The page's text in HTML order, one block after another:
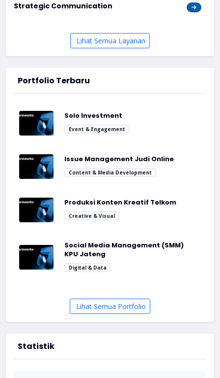
Strategic Communication
Lihat Semua Layanan
Portfolio Terbaru
Solo Investment
Event & Engagement
Issue Management Judi Online
Content & Media Development
Produksi Konten Kreatif Telkom
Creative & Visual
Social Media Management (SMM)
KPU Jateng
Digital & Data
Lihat Semua Portfolio
Statistik